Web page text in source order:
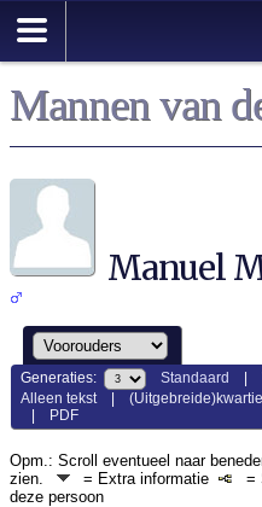
Mannen van
Manuel
Generaties: Standaard |
Alleen tekst|
PDF
Opm.: Scroll eventueel naar
zien.
= Extra informatie
=
deze persoon